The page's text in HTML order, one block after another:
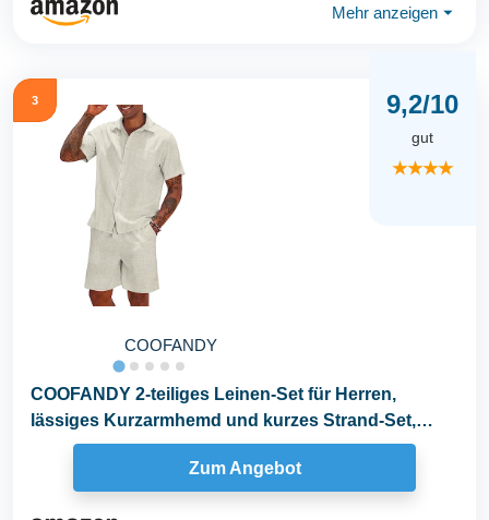
Mehr anzeigen ⏷
3
COOFANDY
9,2/10
gut
★★★★
COOFANDY 2-teiliges Leinen-Set für Herren,
lässiges Kurzarmhemd und kurzes Strand-Set,
Hellkhaki...
Zum Angebot